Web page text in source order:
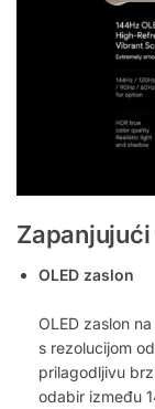
OLED zaslon
OLED zaslon
s rezolucijom
prilagodljivu
odabir između